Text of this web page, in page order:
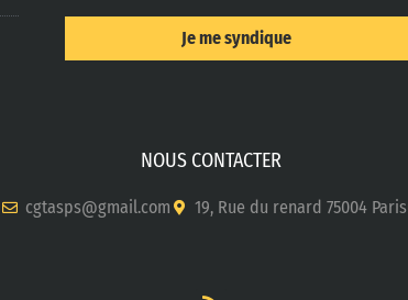
Je me syndique
NOUS CONTACTER
cgtasps@gmail.com 19, Rue du renard 75004 Paris